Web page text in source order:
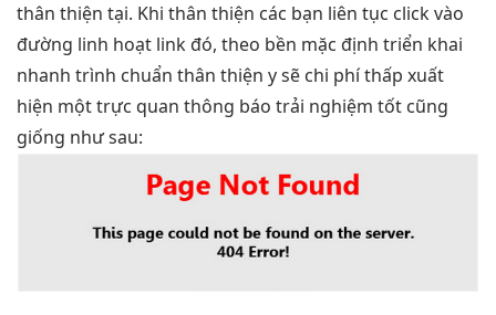
thân thiện tại. Khi thân thiện các bạn liên tục click vào
đường linh hoạt link đó, theo bền mặc định triển khai
nhanh trình chuẩn thân thiện y sẽ chi phí thấp xuất
hiện mộttrực quan thông báo trải nghiệm tốt cũng
giống như sau: